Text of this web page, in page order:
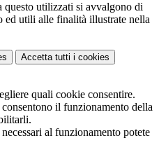
questo utilizzati si avvalgono di
ed utili alle finalità illustrate nella
Accetta tutti i cookies
quali cookie consentire.
il funzionamento della
al funzionamento potete